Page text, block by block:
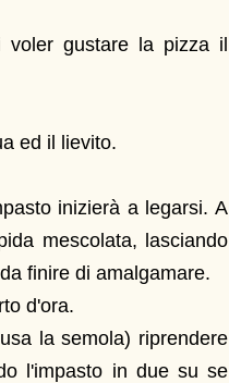
gustare la pizza il
ed il lievito.
inizierà a legarsi. A
mescolata, lasciando
finire di amalgamare.
d'ora.
la semola) riprendere
l'impasto in due su se